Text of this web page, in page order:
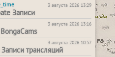
3 августа 2026 13:29
Записи
3 августа 2026 13:16
3 августа 2026 10:57
трансляций